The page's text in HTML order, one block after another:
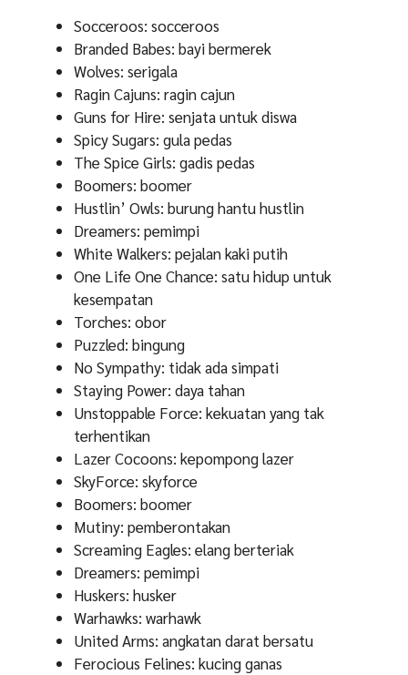
Socceroos: socceroos
Branded Babes: bayi bermerek
Wolves: serigala
Ragin Cajuns: ragin cajun
Guns for Hire: senjata untuk diswa
Spicy Sugars: gula pedas
The Spice Girls: gadis pedas
Boomers: boomer
Hustlin’ Owls: burung hantu hustlin
Dreamers: pemimpi
White Walkers: pejalan kaki putih
One Life One Chance: satu hidup untuk
kesempatan
Torches: obor
Puzzled: bingung
No Sympathy: tidak ada simpati
Staying Power: daya tahan
Unstoppable Force: kekuatan yang tak
terhentikan
Lazer Cocoons: kepompong lazer
SkyForce: skyforce
Boomers: boomer
Mutiny: pemberontakan
Screaming Eagles: elang berteriak
Dreamers: pemimpi
Huskers: husker
Warhawks: warhawk
United Arms: angkatan darat bersatu
Ferocious Felines: kucing ganas